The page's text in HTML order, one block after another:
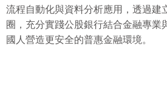
流程自動化與資料分析應用，透過建
圈，充分實踐公股銀行結合金融專業
國人營造更安全的普惠金融環境。